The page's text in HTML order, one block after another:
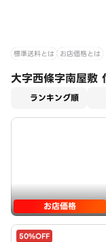
標準送料とは お店価格とは
大字西條字南屋敷
ランキング順
お店価格
50%OFF